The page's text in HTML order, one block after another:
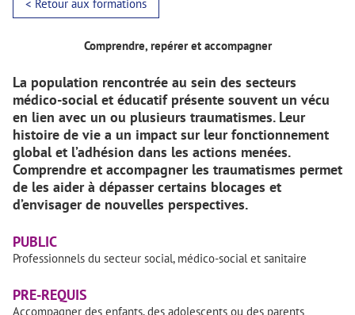
< Retour aux formations
Comprendre, repérer et accompagner
La population rencontrée au sein des secteurs
médico-social et éducatif présente souvent un vécu
en lien avec un ou plusieurs traumatismes. Leur
histoire de vie a un impact sur leur fonctionnement
global et l’adhésion dans les actions menées.
Comprendre et accompagner les traumatismes permet
de les aider à dépasser certains blocages et
d’envisager de nouvelles perspectives.
PUBLIC
Professionnels du secteur social, médico-social et sanitaire
PRE-REQUIS
Accompagner des enfants, des adolescents ou des parents